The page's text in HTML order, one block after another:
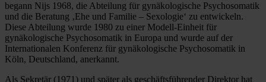
begann Nijs 1968, die Abteilung für gynäkologische Psychosomatik
und die Beratung ‚Ehe und Familie – Sexologie‘ zu entwickeln.
Diese Abteilung wurde 1980 zu einer Modell-Einheit für
gynäkologische Psychosomatik in Europa und wurde auf der
Internationalen Konferenz für gynäkologische Psychosomatik in
Köln, Deutschland, anerkannt.
Als Sekretär (1971) und später als geschäftsführender Direktor hat